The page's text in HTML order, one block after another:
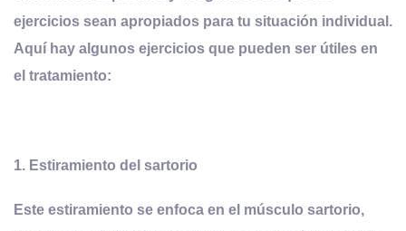
ejercicios sean apropiados para tu situación individual.
Aquí hay algunos ejercicios que pueden ser útiles en
el tratamiento:
1. Estiramiento del sartorio
Este estiramiento se enfoca en el músculo sartorio,